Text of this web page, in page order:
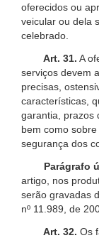
oferecidos ou
veicular ou dela
celebrado.
Art. 31. A
serviços devem
precisas,
características,
garantia, prazos
bem como
segurança dos
Parágrafo
artigo, nos
serão
nº 11.989, de
Art. 32. Os